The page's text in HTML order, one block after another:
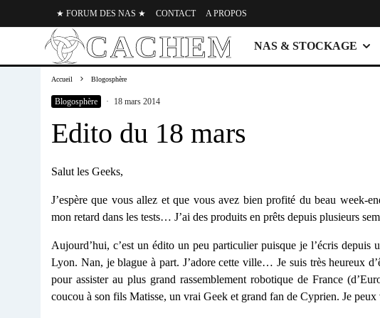
★ FORUM DES NAS ★ CONTACT A PROPOS
NAS & STOCKAGE
Accueil Blogosphère
Blogosphère · 18 mars 2014
Edito du 18 mars
Salut les Geeks,
J’espère que vous allez et que vous avez bien profité du beau week-
mon retard dans les tests… J’ai des produits en prêts depuis plusieurs
Aujourd’hui, c’est un édito un peu particulier puisque je l’écris
Lyon. Nan, je blague à part. J’adore cette ville… Je suis très heureux
pour assister au plus grand rassemblement robotique de France
coucou à son fils Matisse, un vrai Geek et grand fan de Cyprien. Je